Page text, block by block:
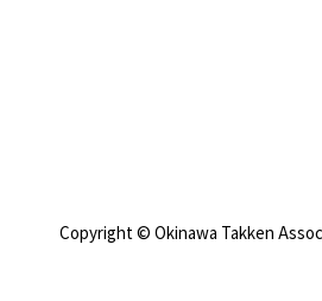
Copyright © Okinawa Takken